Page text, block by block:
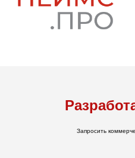
Запросить